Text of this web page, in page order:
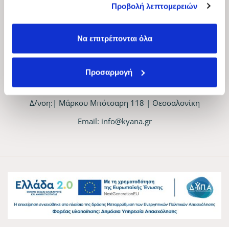
Προβολή λεπτομερειών
Να επιτρέπονται όλα
Προσαρμογή
Επικοινωνία
Τηλ. Επικοινωνίας:2310 905080
Δ/νση:| Μάρκου Μπότσαρη 118 | Θεσσαλονίκη
Email: info@kyana.gr